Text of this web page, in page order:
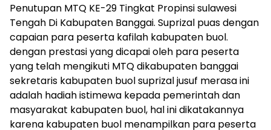
Penutupan MTQ KE-29 Tingkat Propinsi sulawesi
Tengah Di Kabupaten Banggai. Suprizal puas dengan
capaian para peserta kafilah kabupaten buol.
dengan prestasi yang dicapai oleh para peserta
yang telah mengikuti MTQ dikabupaten banggai
sekretaris kabupaten buol suprizal jusuf merasa ini
adalah hadiah istimewa kepada pemerintah dan
masyarakat kabupaten buol, hal ini dikatakannya
karena kabupaten buol menampilkan para peserta